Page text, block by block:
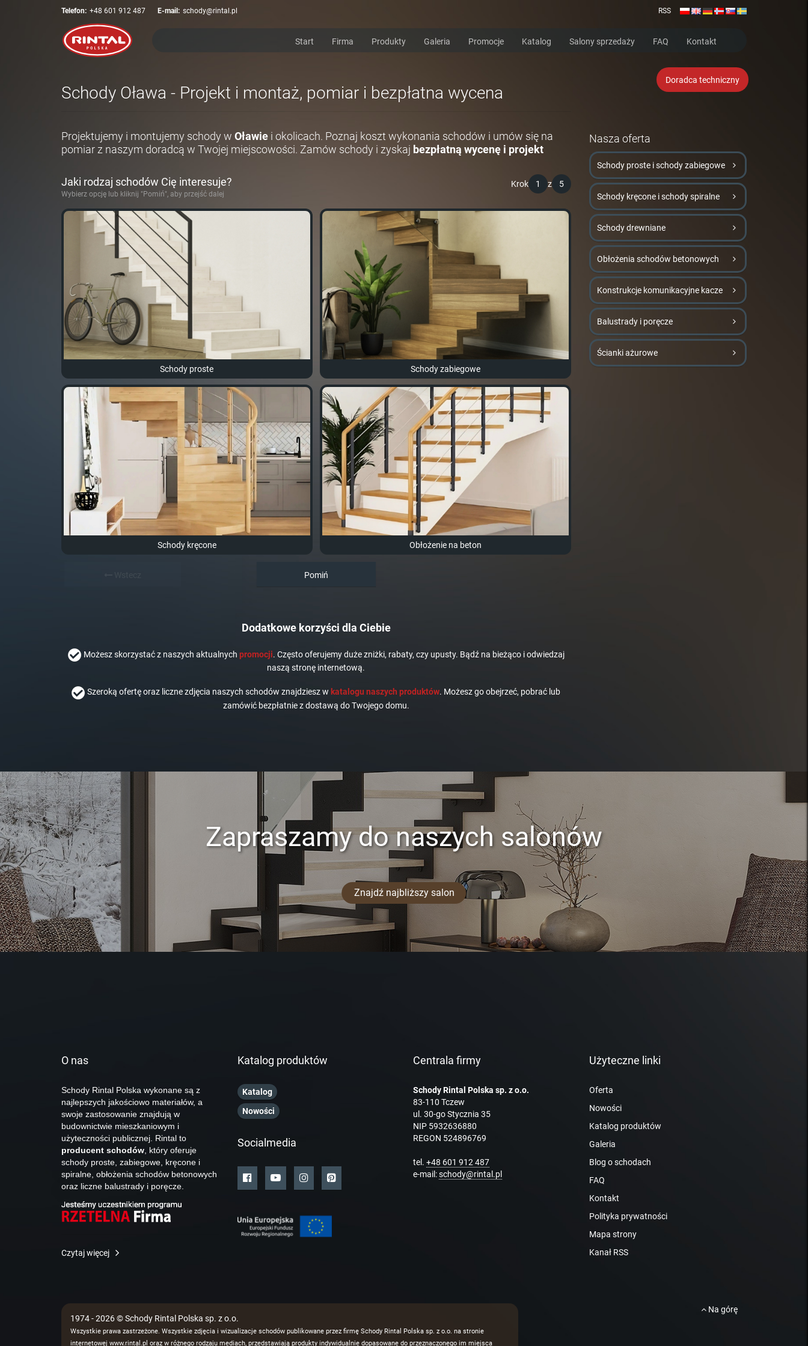
Telefon: +48 601 912 487 E-mail: schody@rintal.pl RSS
Start Firma Produkty Galeria Promocje Katalog Salony sprzedaży FAQ Kontakt
Doradca techniczny
Schody Oława - Projekt i montaż, pomiar i bezpłatna wycena
Projektujemy i montujemy schody w Oławie i okolicach. Poznaj koszt wykonania schodów i umów się na
pomiar z naszym doradcą w Twojej miejscowości. Zamów schody i zyskaj bezpłatną wycenę i projekt
Krok 1 z 5
Jaki rodzaj schodów Cię interesuje?
Wybierz opcję lub kliknij "Pomiń", aby przejść dalej
Schody proste Schody zabiegowe
Schody kręcone Obłożenie na beton
Pomiń
Dodatkowe korzyści dla Ciebie
Możesz skorzystać z naszych aktualnych promocji. Często oferujemy duże zniżki, rabaty, czy upusty. Bądź na bieżąco i odwiedzaj
naszą stronę internetową.
Szeroką ofertę oraz liczne zdjęcia naszych schodów znajdziesz w katalogu naszych produktów. Możesz go obejrzeć, pobrać lub
zamówić bezpłatnie z dostawą do Twojego domu.
Nasza oferta
Schody proste i schody zabiegowe
Schody kręcone i schody spiralne
Schody drewniane
Obłożenia schodów betonowych
Konstrukcje komunikacyjne kacze
Balustrady i poręcze
Ścianki ażurowe
Zapraszamy do naszych salonów
Znajdź najbliższy salon
O nas
Schody Rintal Polska wykonane są z
najlepszych jakościowo materiałów, a
swoje zastosowanie znajdują w
budownictwie mieszkaniowym i
użyteczności publicznej. Rintal to
producent schodów , który oferuje
schody proste, zabiegowe, kręcone i
spiralne, obłożenia schodów betonowych
oraz liczne balustrady i poręcze.
Czytaj więcej
Katalog produktów
Katalog
Nowości
Socialmedia
Centrala firmy
Schody Rintal Polska sp. z o.o.
83-110 Tczew
ul. 30-go Stycznia 35
NIP 5932636880
REGON 524896769
tel. +48 601 912 487
e-mail:schody@rintal.pl
Użyteczne linki
Oferta
Nowości
Katalog produktów
Galeria
Blog o schodach
FAQ
Kontakt
Polityka prywatności
Mapa strony
Kanał RSS
1974 - 2026 © Schody Rintal Polska sp. z o.o.
Wszystkie prawa zastrzeżone. Wszystkie zdjęcia i wizualizacje schodów publikowane przez firmę Schody Rintal Polska sp. z o.o. na stronie
internetowej www.rintal.pl oraz w różnego rodzaju mediach, przedstawiają produkty indywidualnie dopasowane do przeznaczonego im miejsca
Na górę